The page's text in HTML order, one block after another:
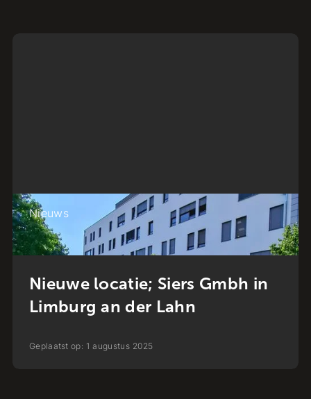
Nieuws
Nieuwe locatie; Siers Gmbh in
Limburg an der Lahn
Geplaatst op: 1 augustus 2025